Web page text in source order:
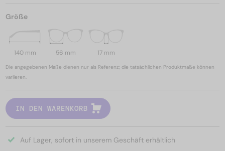
Größe
140 mm 56 mm 17 mm
Die angegebenen Maße dienen nur als Referenz; die tatsächlichen Produktmaße können
variieren.
IN DEN WARENKORB
Auf Lager, sofort in unserem Geschäft erhältlich